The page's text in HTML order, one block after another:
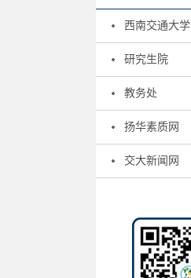
西南交通大学
研究生院
教务处
扬华素质网
交大新闻网